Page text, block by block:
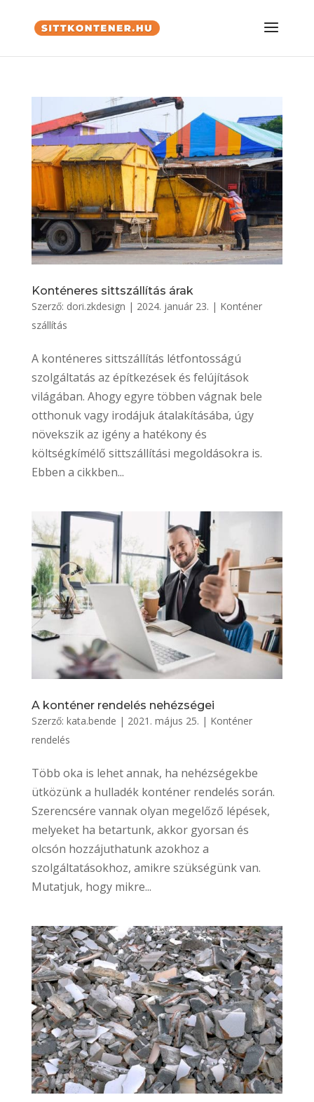
Konténeres sittszállítás árak
Szerző: dori.zkdesign | 2024. január 23. | Konténer
szállítás
A konténeres sittszállítás létfontosságú
szolgáltatás az építkezések és felújítások
világában. Ahogy egyre többen vágnak bele
otthonuk vagy irodájuk átalakításába, úgy
növekszik az igény a hatékony és
költségkímélő sittszállítási megoldásokra is.
Ebben a cikkben...
A konténer rendelés nehézségei
Szerző: kata.bende | 2021. május 25. | Konténer
rendelés
Több oka is lehet annak, ha nehézségekbe
ütközünk a hulladék konténer rendelés során.
Szerencsére vannak olyan megelőző lépések,
melyeket ha betartunk, akkor gyorsan és
olcsón hozzájuthatunk azokhoz a
szolgáltatásokhoz, amikre szükségünk van.
Mutatjuk, hogy mikre...